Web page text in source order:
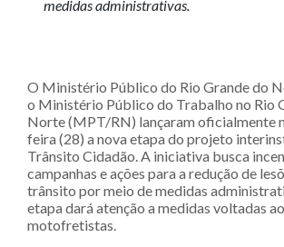
medidas administrativas.
O Ministério Público do Rio Grande do
o Ministério Público do Trabalho no Rio
Norte (MPT/RN) lançaram oficialmente
feira (28) a nova etapa do projeto
Trânsito Cidadão. A iniciativa busca
campanhas e ações para a redução de
trânsito por meio de medidas
etapa dará atenção a medidas voltadas
motofretistas.